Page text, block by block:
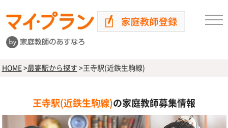
HOME>最寄駅から探す >王寺駅(近鉄生駒線)
王寺駅(近鉄生駒線)の家庭教師募集情報